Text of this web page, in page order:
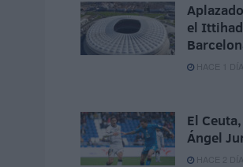
el Ittihad
HACE 1 DÍA
El
Ángel
HACE 2 DÍAS